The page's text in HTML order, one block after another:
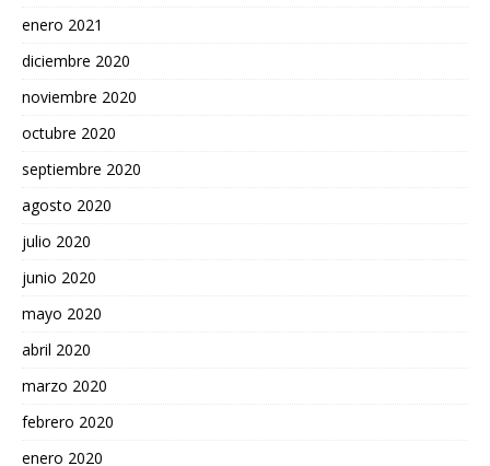
enero 2021
diciembre 2020
noviembre 2020
octubre 2020
septiembre 2020
agosto 2020
julio 2020
junio 2020
mayo 2020
abril 2020
marzo 2020
febrero 2020
enero 2020